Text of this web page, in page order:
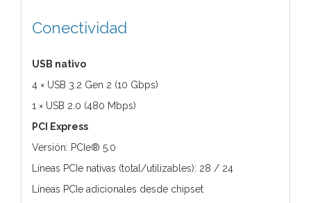
Conectividad
USB nativo
4 × USB 3.2 Gen 2 (10 Gbps)
1 × USB 2.0 (480 Mbps)
PCI Express
Versión: PCIe® 5.0
Líneas PCIe nativas (total/utilizables): 28 / 24
Líneas PCIe adicionales desde chipset